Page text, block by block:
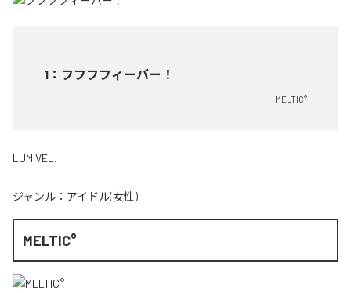
1 ： フフフフィーバー！
MELTIC°
LUMIVEL.
ジャンル： アイドル(女性)
MELTIC°